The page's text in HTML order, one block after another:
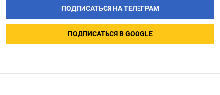
ПОДПИСАТЬСЯ НА ТЕЛЕГРАМ
ПОДПИСАТЬСЯ В GOOGLE